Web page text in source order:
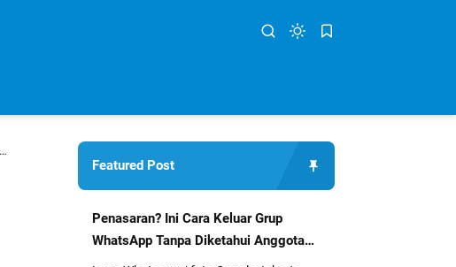
Featured Post
Penasaran? Ini Cara Keluar Grup
WhatsApp Tanpa Diketahui Anggota
Lain